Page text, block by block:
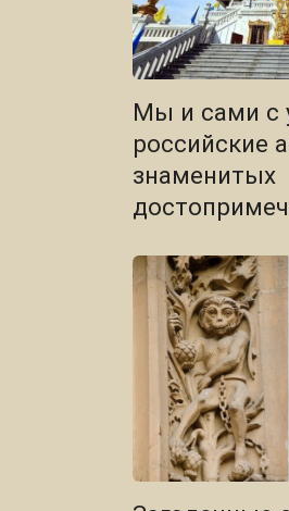
Мы и сами с
российские
знаменитых